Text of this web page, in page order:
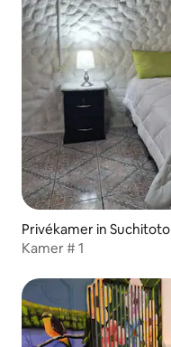
Privékamer in Suchitoto
Kamer # 1